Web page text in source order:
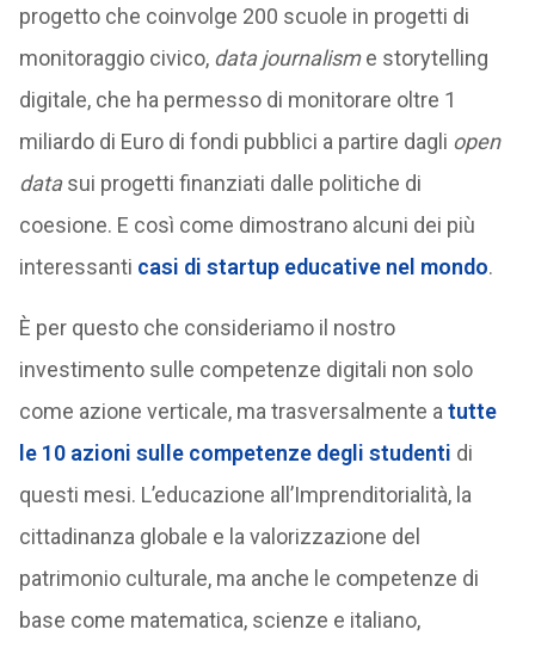
progetto che coinvolge 200 scuole in progetti di
monitoraggio civico, data journalisme storytelling
digitale, che ha permesso di monitorare oltre 1
miliardo di Euro di fondi pubblici a partire dagli open
datasui progetti finanziati dalle politiche di
coesione. E così come dimostrano alcuni dei più
interessanti casi di startup educative nel mondo.
È per questo che consideriamo il nostro
investimento sulle competenze digitali non solo
come azione verticale, ma trasversalmente a tutte
le 10 azioni sulle competenze degli studenti di
questi mesi. L’educazione all’Imprenditorialità, la
cittadinanza globale e la valorizzazione del
patrimonio culturale, ma anche le competenze di
base come matematica, scienze e italiano,